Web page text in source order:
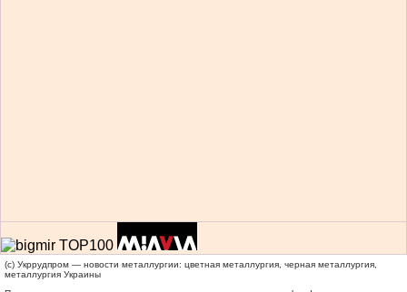
(c) Укррудпром — новости металлургии: цветная металлургия, черная металлургия,
металлургия Украины